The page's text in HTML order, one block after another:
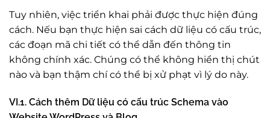
Tuy nhiên, việc triển khai phải được thực hiện đúng
cách. Nếu bạn thực hiện sai cách dữ liệu có cấu trúc,
các đoạn mã chi tiết có thể dẫn đến thông tin
không chính xác. Chúng có thể không hiển thị chút
nào và bạn thậm chí có thể bị xử phạt vì lý do này.
VI.1. Cách thêm Dữ liệu có cấu trúc Schema vào